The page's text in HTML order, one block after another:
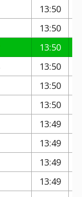
13:50
13:50
13:50
13:50
13:50
13:50
13:49
13:49
13:49
13:49